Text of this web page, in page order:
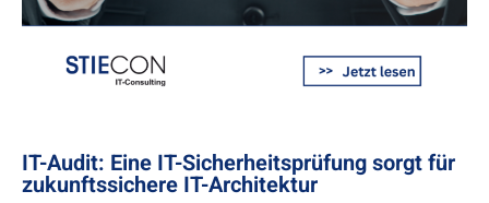
IT-Audit: Eine IT-Sicherheitsprüfung sorgt für
zukunftssichere IT-Architektur